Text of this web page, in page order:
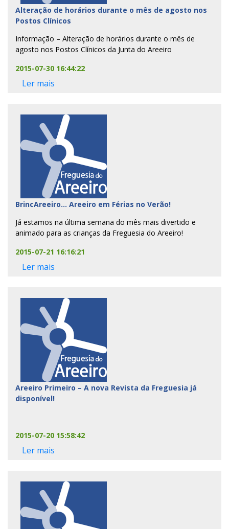
Alteração de horários durante o mês de agosto nos
Postos Clínicos
Informação – Alteração de horários durante o mês de
agosto nos Postos Clínicos da Junta do Areeiro
2015-07-30 16:44:22
Ler mais
BrincAreeiro… Areeiro em Férias no Verão!
Já estamos na última semana do mês mais divertido e
animado para as crianças da Freguesia do Areeiro!
2015-07-21 16:16:21
Ler mais
Areeiro Primeiro – A nova Revista da Freguesia já
disponível!
2015-07-20 15:58:42
Ler mais